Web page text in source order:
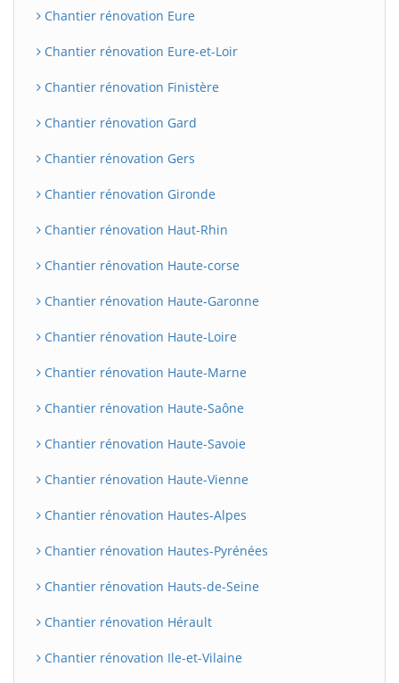
Chantier rénovation Eure
Chantier rénovation Eure-et-Loir
Chantier rénovation Finistère
Chantier rénovation Gard
Chantier rénovation Gers
Chantier rénovation Gironde
Chantier rénovation Haut-Rhin
Chantier rénovation Haute-corse
Chantier rénovation Haute-Garonne
Chantier rénovation Haute-Loire
Chantier rénovation Haute-Marne
Chantier rénovation Haute-Saône
Chantier rénovation Haute-Savoie
Chantier rénovation Haute-Vienne
Chantier rénovation Hautes-Alpes
Chantier rénovation Hautes-Pyrénées
Chantier rénovation Hauts-de-Seine
Chantier rénovation Hérault
Chantier rénovation Ile-et-Vilaine